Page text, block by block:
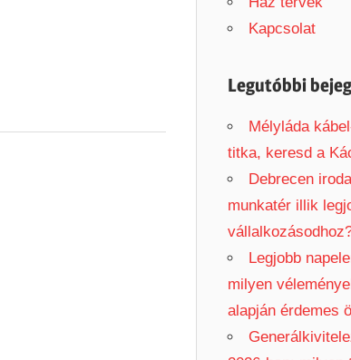
f
o
:
Kapcsolat
Legutóbbi
Mélyláda
titka, keresd a
Debrecen
munkatér illik
Legjobb
milyen
alapján érdemes